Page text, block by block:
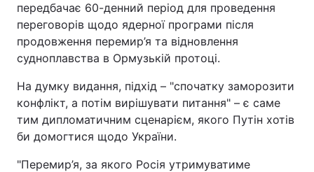
передбачає 60-денний період для проведення
переговорів щодо ядерної програми після
продовження перемир’я та відновлення
судноплавства в Ормузькій протоці.
На думку видання, підхід – "спочатку заморозити
конфлікт, а потім вирішувати питання" – є саме
тим дипломатичним сценарієм, якого Путін хотів
би домогтися щодо України.
"Перемир’я, за якого Росія утримуватиме